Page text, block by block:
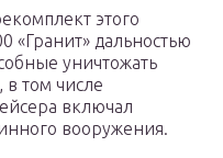
этого
«Гранит» дальностью
уничтожать
том числе
включал
вооружения.